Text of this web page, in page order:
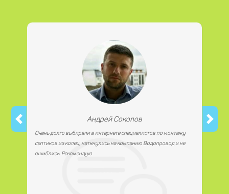
работаем с юридическими лицами.
Андрей Соколов
Очень долго выбирали в интернете специалистов по монтажу
септиков из колец, наткнулись на компанию Водопровод и не
ошиблись. Рекомендую